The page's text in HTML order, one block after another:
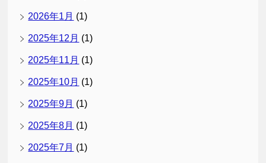
2026年1月 (1)
2025年12月 (1)
2025年11月 (1)
2025年10月 (1)
2025年9月 (1)
2025年8月 (1)
2025年7月 (1)